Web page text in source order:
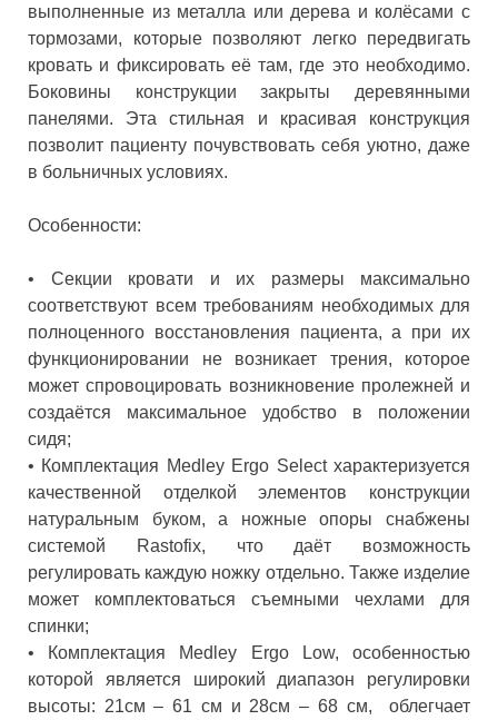
выполненные из металла или дерева и колёсами с
тормозами, которые позволяют легко передвигать
кровать и фиксировать её там, где это необходимо.
Боковины конструкции закрыты деревянными
панелями. Эта стильная и красивая конструкция
позволит пациенту почувствовать себя уютно, даже
в больничных условиях.
Особенности:
•
Секции кровати и их размеры максимально
соответствуют всем требованиям необходимых для
полноценного восстановления пациента, а при их
функционировании не возникает трения, которое
может спровоцировать возникновение пролежней и
создаётся максимальное удобство в положении
сидя;
• Комплектация Medley Ergo Select характеризуется
качественной отделкой элементов конструкции
натуральным буком, а ножные опоры снабжены
системой Rastofix, что даёт возможность
регулировать каждую ножку отдельно. Также изделие
может комплектоваться съемными чехлами для
спинки;
•
Комплектация Medley Ergo Low, особенностью
которой является широкий диапазон регулировки
высоты: 21см – 61 см и 28см – 68 см, облегчает